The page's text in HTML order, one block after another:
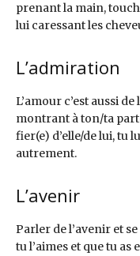
prenant la main,
lui caressant les
L’admiration
L’amour c’est aussi
montrant à ton/ta
fier(e) d’elle/de lui, tu
autrement.
L’avenir
Parler de l’avenir et
tu l’aimes et que tu as